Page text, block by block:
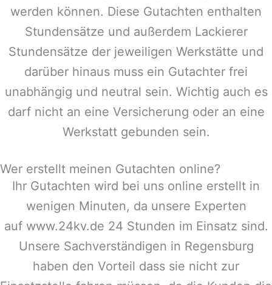
werden können. Diese Gutachten enthalten
Stundensätze und außerdem Lackierer
Stundensätze der jeweiligen Werkstätte und
darüber hinaus muss ein Gutachter frei
unabhängig und neutral sein. Wichtig auch es
darf nicht an eine Versicherung oder an eine
Werkstatt gebunden sein.
Wer erstellt meinen Gutachten online?
Ihr Gutachten wird bei uns online erstellt in
wenigen Minuten, da unsere Experten
auf www.24kv.de 24 Stunden im Einsatz sind.
Unsere Sachverständigen in Regensburg
haben den Vorteil dass sie nicht zur